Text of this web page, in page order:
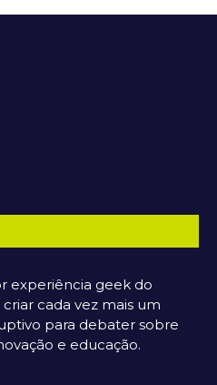
experiência geek do
cada vez mais um
para debater sobre
e educação.